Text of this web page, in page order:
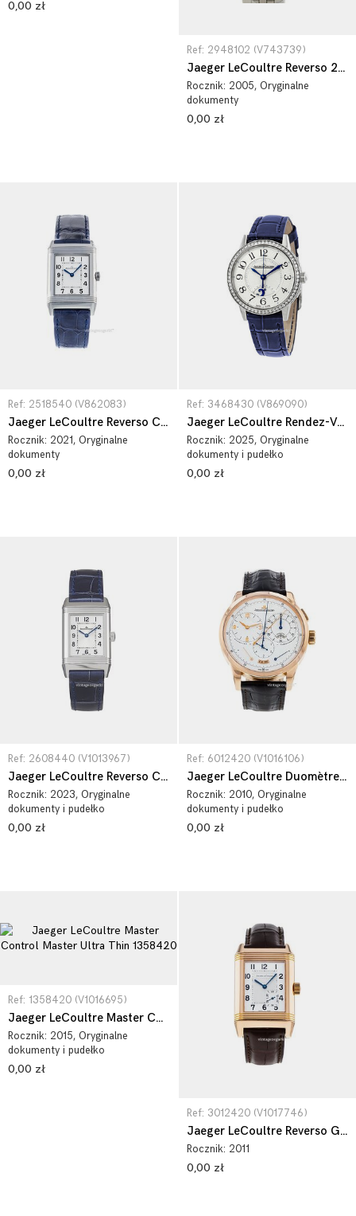
0,00 zł
Ref: 2948102 (V743739)
Jaeger LeCoultre Reverso 2948102
Rocznik: 2005, Oryginalne
dokumenty
0,00 zł
Ref: 2518540 (V862083)
Jaeger LeCoultre Reverso Classic 2518540
Rocznik: 2021, Oryginalne
dokumenty
0,00 zł
Ref: 3468430 (V869090)
Jaeger LeCoultre Rendez-Vous 3468430
Rocznik: 2025, Oryginalne
dokumenty i pudełko
0,00 zł
Ref: 2608440 (V1013967)
Jaeger LeCoultre Reverso Classic 2608440
Rocznik: 2023, Oryginalne
dokumenty i pudełko
0,00 zł
Ref: 6012420 (V1016106)
Jaeger LeCoultre Duomètre Duomètre À Chronographe 6012420
Rocznik: 2010, Oryginalne
dokumenty i pudełko
0,00 zł
Ref: 1358420 (V1016695)
Jaeger LeCoultre Master Control Master Ultra Thin 1358420
Rocznik: 2015, Oryginalne
dokumenty i pudełko
0,00 zł
Ref: 3012420 (V1017746)
Jaeger LeCoultre Reverso Grande 3012420
Rocznik: 2011
0,00 zł